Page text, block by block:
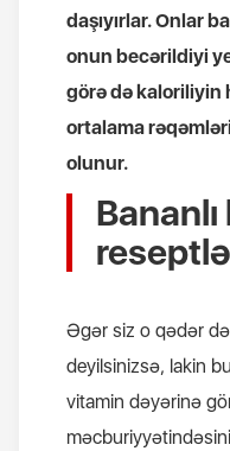
daşıyırlar.Onlar
onun becərildiyi
görə də kaloriliyin
ortalama
olunur.
Əgər siz o qədər
deyilsinizsə, lakin
vitamin dəyərinə